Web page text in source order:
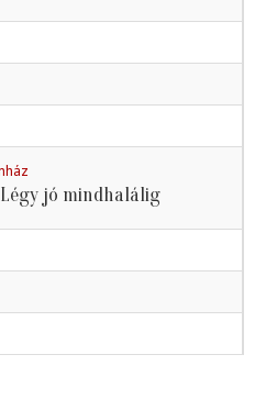
Légy jó mindhalálig